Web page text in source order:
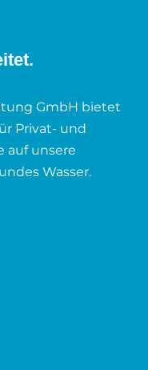
GmbH bietet
Privat- und
auf unsere
Wasser.